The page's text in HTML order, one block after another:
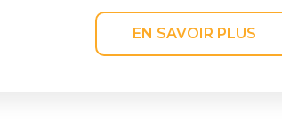
EN SAVOIR PLUS